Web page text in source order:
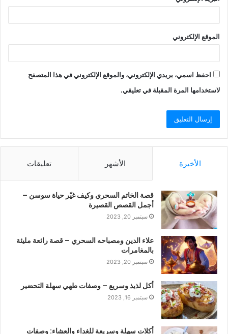
الموقع الإلكتروني
احفظ اسمي، بريدي الإلكتروني، والموقع الإلكتروني في هذا المتصفح
لاستخدامها المرة المقبلة في تعليقي.
الأخيرة الأشهر تعليقات
قصة الخاتم السحري وكيف غيّر حياة سوسن –
أجمل القصص القصيرة
سبتمبر 20, 2023
علاء الدين ومصباحه السحري – قصة رائعة مليئة
بالمغامرات
سبتمبر 20, 2023
أكل لذيذ وسريع – وصفات طهي سهلة التحضير
سبتمبر 16, 2023
أكلات سهلة وسريعة للغداء والعشاء: وصفات